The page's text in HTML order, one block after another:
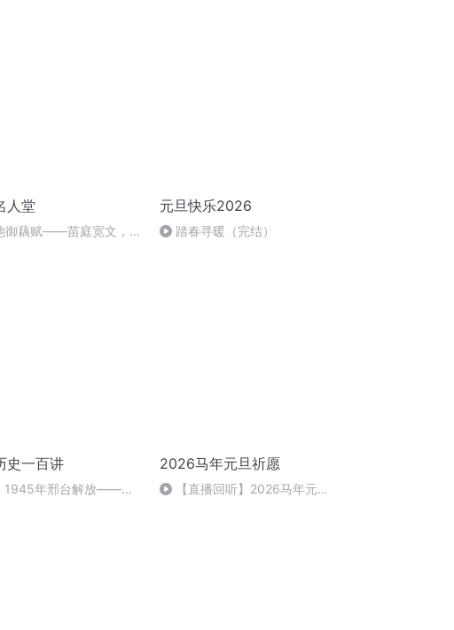
人堂
御藕赋——苗庭宽文，郭
元旦快乐2026
踏春寻暖（完结）
史一百讲
1945年邢台解放——苗
2026马年元旦祈愿
【直播回听】2026马年元旦